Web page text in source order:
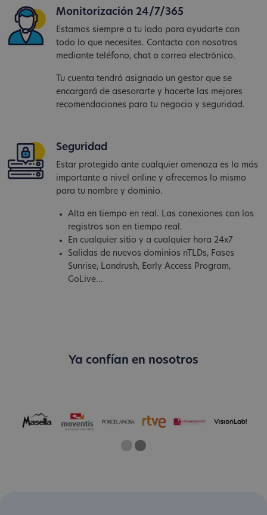
Monitorización 24/7/365
Estamos siempre a tu lado para ayudarte con
todo lo que necesites. Contacta con nosotros
mediante teléfono, chat o correo electrónico.
Tu cuenta tendrá asignado un gestor que se
encargará de asesorarte y hacerte las mejores
recomendaciones para tu negocio y seguridad.
Seguridad
Estar protegido ante cualquier amenaza es lo más
importante a nivel online y ofrecemos lo mismo
para tu nombre y dominio.
Alta en tiempo en real. Las conexiones con los
registros son en tiempo real.
En cualquier sitio y a cualquier hora 24x7
Salidas de nuevos dominios nTLDs, Fases
Sunrise, Landrush, Early Access Program,
GoLive...
Ya confían en nosotros
One
Current Slide
Two